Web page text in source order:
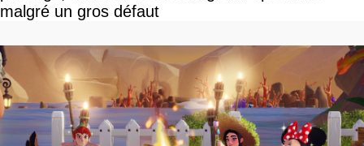
malgré un gros défaut